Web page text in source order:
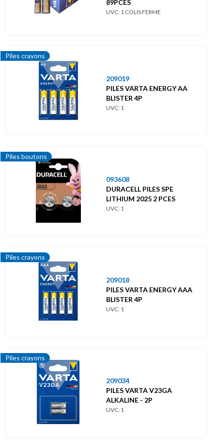
89PCES
UVC: 1 COLIS FERME
Piles crayons
209019
PILES VARTA ENERGY AA
BLISTER 4P
UVC: 1
Piles boutons
093608
DURACELL PILES SPE
LITHIUM 2025 2 PCES
UVC: 1
Piles crayons
209018
PILES VARTA ENERGY AAA
BLISTER 4P
UVC: 1
Piles crayons
209034
PILES VARTA V23GA
ALKALINE - 2P
UVC: 1